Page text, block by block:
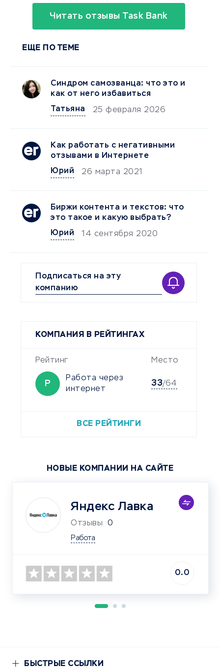
Читать отзывы Task Bank
ЕЩЕ ПО ТЕМЕ
Синдром самозванца: что это и
как от него избавиться
Татьяна
25 февраля 2026
Как работать с негативными
отзывами в Интернете
Юрий
26 марта 2021
Биржи контента и текстов: что
это такое и какую выбрать?
Юрий
14 сентября 2020
Подписаться на эту
компанию
КОМПАНИЯ В РЕЙТИНГАХ
Рейтинг Место
Р
Работа через
интернет
33/64
ВСЕ РЕЙТИНГИ
НОВЫЕ КОМПАНИИ НА САЙТЕ
Яндекс Лавка
Отзывы 0
Работа
0.0
БЫСТРЫЕ ССЫЛКИ